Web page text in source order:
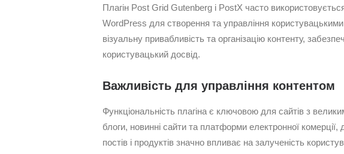
Плагін Post Grid Gutenberg і PostX часто
WordPress для створення та управління користувацькими
візуальну привабливість та організацію контенту,
користувацький досвід.
Важливість для управління контентом
Функціональність плагіна є ключовою для сайтів з
блоги, новинні сайти та платформи електронної комерції,
постів і продуктів значно впливає на залученість